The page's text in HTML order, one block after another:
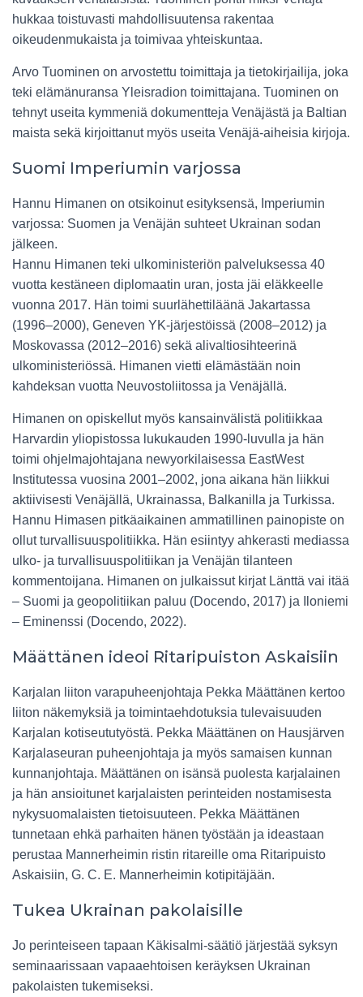
hukkaa toistuvasti mahdollisuutensa rakentaa
oikeudenmukaista ja toimivaa yhteiskuntaa.
Arvo Tuominen on arvostettu toimittaja ja tietokirjailija, joka
teki elämänuransa Yleisradion toimittajana. Tuominen on
tehnyt useita kymmeniä dokumentteja Venäjästä ja Baltian
maista sekä kirjoittanut myös useita Venäjä-aiheisia kirjoja.
Suomi Imperiumin varjossa
Hannu Himanen on otsikoinut esityksensä, Imperiumin
varjossa: Suomen ja Venäjän suhteet Ukrainan sodan
jälkeen.
Hannu Himanen teki ulkoministeriön palveluksessa 40
vuotta kestäneen diplomaatin uran, josta jäi eläkkeelle
vuonna 2017. Hän toimi suurlähettiläänä Jakartassa
(1996–2000), Geneven YK-järjestöissä (2008–2012) ja
Moskovassa (2012–2016) sekä alivaltiosihteerinä
ulkoministeriössä. Himanen vietti elämästään noin
kahdeksan vuotta Neuvostoliitossa ja Venäjällä.
Himanen on opiskellut myös kansainvälistä politiikkaa
Harvardin yliopistossa lukukauden 1990-luvulla ja hän
toimi ohjelmajohtajana newyorkilaisessa EastWest
Institutessa vuosina 2001–2002, jona aikana hän liikkui
aktiivisesti Venäjällä, Ukrainassa, Balkanilla ja Turkissa.
Hannu Himasen pitkäaikainen ammatillinen painopiste on
ollut turvallisuuspolitiikka. Hän esiintyy ahkerasti mediassa
ulko- ja turvallisuuspolitiikan ja Venäjän tilanteen
kommentoijana. Himanen on julkaissut kirjat Länttä vai itää
– Suomi ja geopolitiikan paluu (Docendo, 2017) ja Iloniemi
– Eminenssi (Docendo, 2022).
Määttänen ideoi Ritaripuiston Askaisiin
Karjalan liiton varapuheenjohtaja Pekka Määttänen kertoo
liiton näkemyksiä ja toimintaehdotuksia tulevaisuuden
Karjalan kotiseututyöstä. Pekka Määttänen on Hausjärven
Karjalaseuran puheenjohtaja ja myös samaisen kunnan
kunnanjohtaja. Määttänen on isänsä puolesta karjalainen
ja hän ansioitunet karjalaisten perinteiden nostamisesta
nykysuomalaisten tietoisuuteen. Pekka Määttänen
tunnetaan ehkä parhaiten hänen työstään ja ideastaan
perustaa Mannerheimin ristin ritareille oma Ritaripuisto
Askaisiin, G. C. E. Mannerheimin kotipitäjään.
Tukea Ukrainan pakolaisille
Jo perinteiseen tapaan Käkisalmi-säätiö järjestää syksyn
seminaarissaan vapaaehtoisen keräyksen Ukrainan
pakolaisten tukemiseksi.